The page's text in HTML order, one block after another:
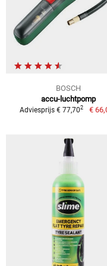
BOSCH
accu-luchtpomp
Adviesprijs € 77,702 €